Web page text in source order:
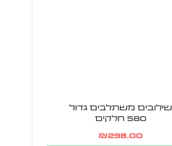
שילובים משתלבים גדול
580 חלקים
₪298.00